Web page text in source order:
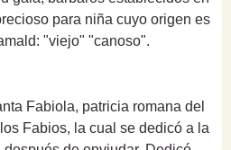
para niña cuyo origen es
"viejo" "canoso".
Fabiola, patricia romana del
Fabios, la cual se dedicó a la